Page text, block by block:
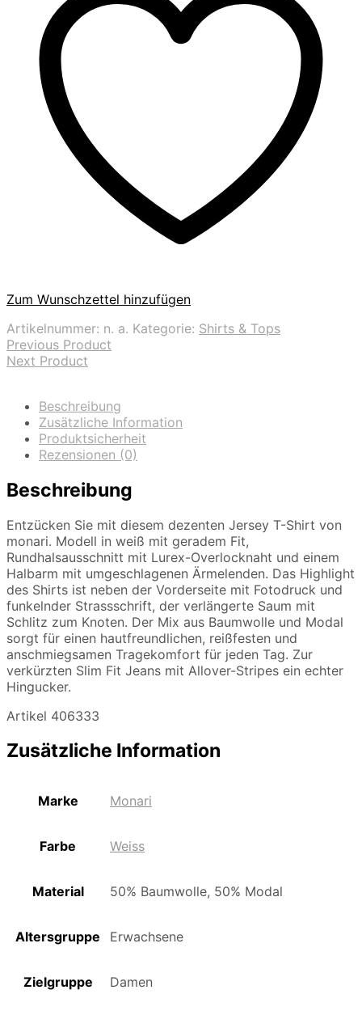
Zum Wunschzettel hinzufügen
Artikelnummer: n. a. Kategorie: Shirts & Tops
Previous Product
Next Product
Beschreibung
Zusätzliche Information
Produktsicherheit
Rezensionen (0)
Beschreibung
Entzücken Sie mit diesem dezenten Jersey T-Shirt von
monari. Modell in weiß mit geradem Fit,
Rundhalsausschnitt mit Lurex-Overlocknaht und einem
Halbarm mit umgeschlagenen Ärmelenden. Das Highlight
des Shirts ist neben der Vorderseite mit Fotodruck und
funkelnder Strassschrift, der verlängerte Saum mit
Schlitz zum Knoten. Der Mix aus Baumwolle und Modal
sorgt für einen hautfreundlichen, reißfesten und
anschmiegsamen Tragekomfort für jeden Tag. Zur
verkürzten Slim Fit Jeans mit Allover-Stripes ein echter
Hingucker.
Artikel 406333
Zusätzliche Information
Marke Monari
Farbe Weiss
Material 50% Baumwolle, 50% Modal
Altersgruppe Erwachsene
Zielgruppe Damen